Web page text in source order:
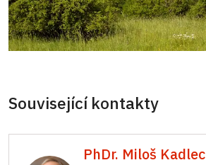
Související kontakty
PhDr. Miloš Kadlec